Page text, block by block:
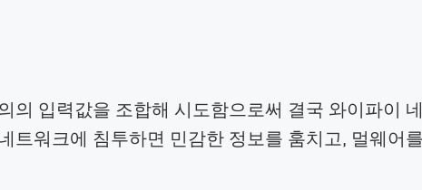
의 입력값을 조합해 시도함으로써 결국 와이파이
트워크에 침투하면 민감한 정보를 훔치고, 멀웨어